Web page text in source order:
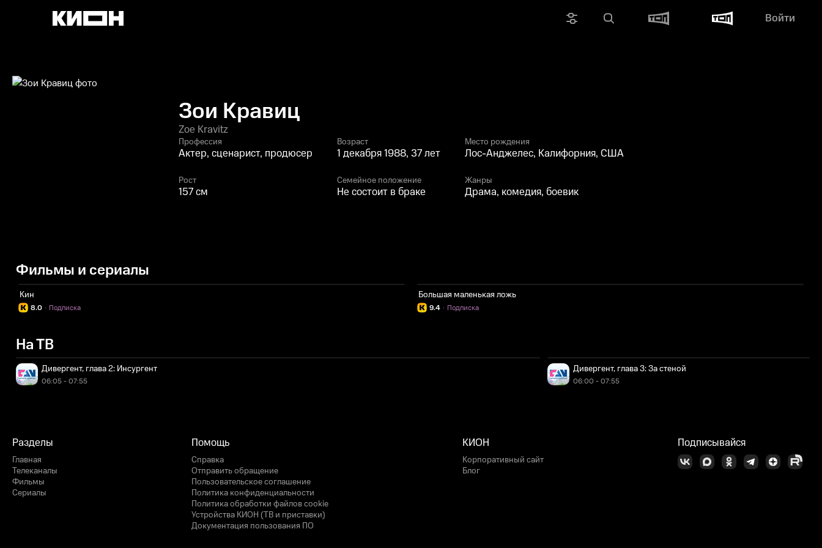
Войти
Зои Кравиц
Zoe Kravitz
Профессия
Актер, сценарист, продюсер
Возраст
1 декабря 1988, 37 лет
Место рождения
Лос-Анджелес, Калифорния, США
Рост
157 см
Семейное положение
Не состоит в браке
Жанры
Драма, комедия, боевик
Фильмы и сериалы
Кин
8.0 Подписка
·
Большая маленькая ложь
9.4 Подписка
·
На ТВ
Дивергент, глава 2: Инсургент
06:05 - 07:55
Дивергент, глава 3: За стеной
06:00 - 07:55
Разделы
Главная
Телеканалы
Фильмы
Сериалы
Помощь
Справка
Отправить обращение
Пользовательское соглашение
Политика конфиденциальности
Политика обработки файлов cookie
Устройства КИОН (ТВ и приставки)
Документация пользования ПО
КИОН
Корпоративный сайт
Блог
Подписывайся